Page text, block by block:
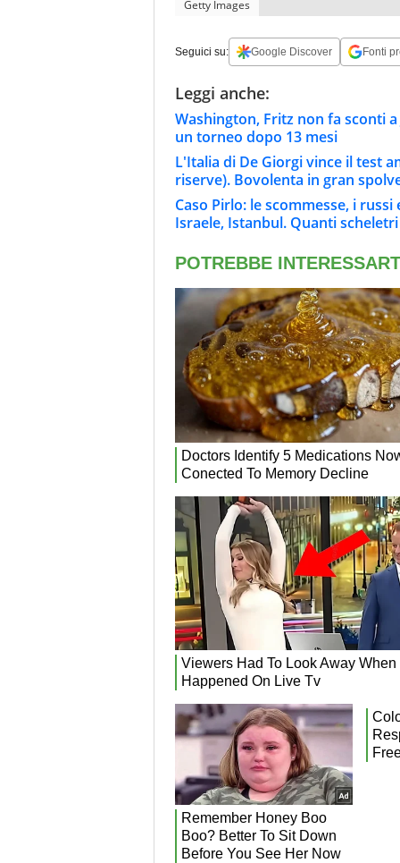
Getty Images
Seguici su: Google Discover Fonti
Leggi anche:
Washington, Fritz non fa sconti
un torneo dopo 13 mesi
L'Italia di De Giorgi vince il test
riserve). Bovolenta in gran
Caso Pirlo: le scommesse, i
Israele, Istanbul. Quanti